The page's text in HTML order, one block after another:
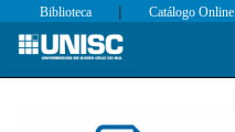
Skip
Biblioteca | Catálogo Online